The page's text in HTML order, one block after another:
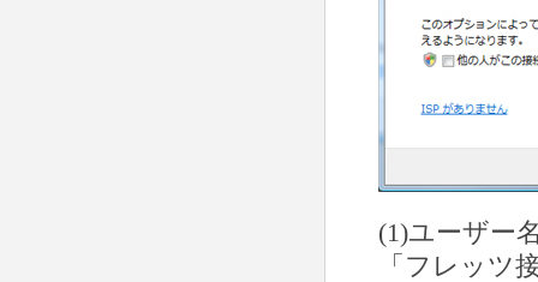
(1)ユーザー
「フレッツ